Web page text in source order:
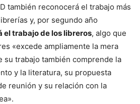
también reconocerá el trabajo más
y, por segundo año
el trabajo de los libreros, algo que
«excede ampliamente la mera
su trabajo también comprende la
y la literatura, su propuesta
reunión y su relación con la